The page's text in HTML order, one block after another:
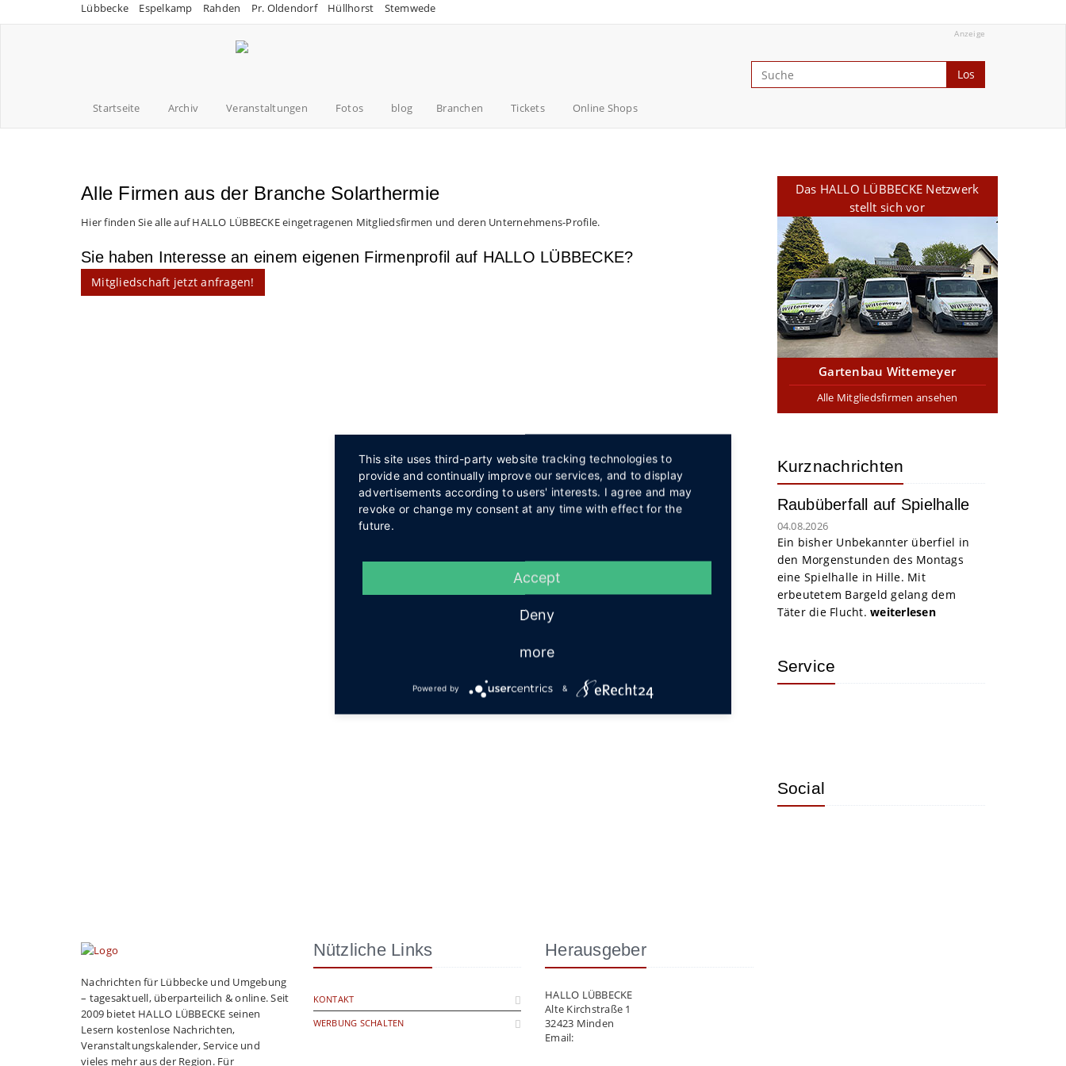
Lübbecke Espelkamp Rahden Pr. Oldendorf Hüllhorst Stemwede
Anzeige
Los
Startseite Archiv Veranstaltungen Fotos blog Branchen Tickets Online Shops
Alle Firmen aus der Branche Solarthermie
Hier finden Sie alle auf HALLO LÜBBECKE eingetragenen Mitgliedsfirmen und deren Unternehmens-Profile.
Sie haben Interesse an einem eigenen Firmenprofil auf HALLO LÜBBECKE?
Mitgliedschaft jetzt anfragen!
Das HALLO LÜBBECKE Netzwerk
stellt sich vor
Gartenbau Wittemeyer
Alle Mitgliedsfirmen ansehen
Kurznachrichten
Raubüberfall auf Spielhalle
04.08.2026
Ein bisher Unbekannter überfiel in
den Morgenstunden des Montags
eine Spielhalle in Hille. Mit
erbeutetem Bargeld gelang dem
Täter die Flucht. weiterlesen
Service
Social
Nachrichten für Lübbecke und Umgebung
– tagesaktuell, überparteilich & online. Seit
2009 bietet HALLO LÜBBECKE seinen
Lesern kostenlose Nachrichten,
Veranstaltungskalender, Service und
vieles mehr aus der Region. Für
Nützliche Links
KONTAKT
WERBUNG SCHALTEN
Herausgeber
HALLO LÜBBECKE
Alte Kirchstraße 1
32423 Minden
Email:
This site uses third-party website tracking technologies to
provide and continually improve our services, and to display
advertisements according to users' interests. I agree and may
revoke or change my consent at any time with effect for the
future.
Accept
Deny
more
Powered by &